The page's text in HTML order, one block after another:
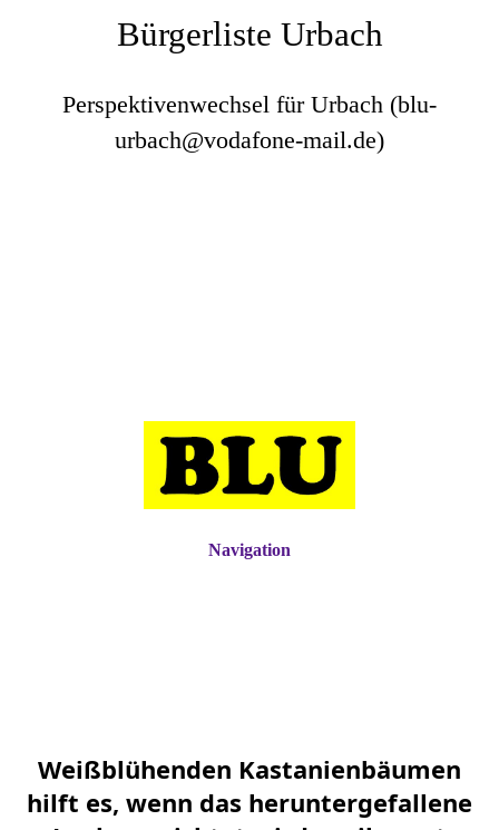
Bürgerliste Urbach
Perspektivenwechsel für Urbach (blu-
urbach@vodafone-mail.de)
Navigation
Weißblühenden Kastanienbäumen
hilft es, wenn das heruntergefallene